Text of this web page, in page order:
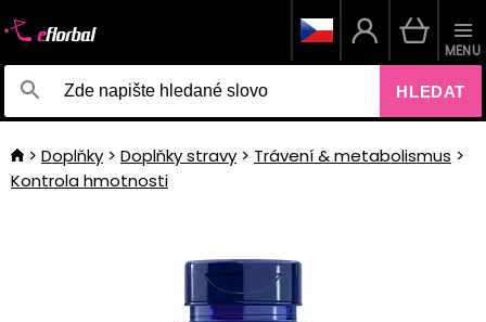
HLEDAT
MENU
Doplňky Doplňky stravy
Trávení & metabolismus
Kontrola hmotnosti